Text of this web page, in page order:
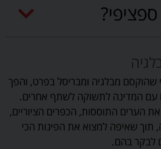
שהוקסם מבלגיה ומבריסל בפרט, והפך
עם המדינה לתשוקה לשתף אחרים.
הערים התוססות, הכפרים הציוריים,
תוך שאיפה למצוא את הפינות הכי
לבקר בהם.